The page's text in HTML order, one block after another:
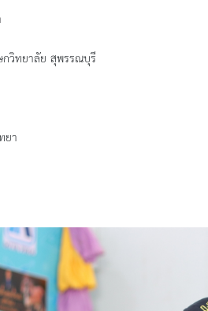
ะกวดราคา (e-bidding)
ญชวน
ศผู้ชนะ
ลาดทรัพย์สินประจำปี
ายุการใช้งานของสินทรัพย์ขององ
กวิทยาลัย สุพรรณบุรี
ยา